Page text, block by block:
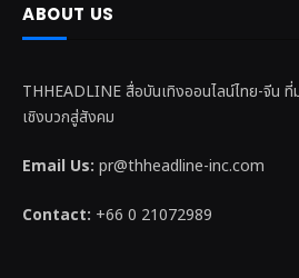
ABOUT US
THHEADLINE สื่อบันเทิงออนไลน์ไทย-จีน
เชิงบวกสู่สังคม
Email Us: pr@thheadline-inc.com
Contact: +66 0 21072989